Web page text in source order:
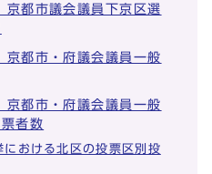
都市議会議員下京区選
都市・府議会議員一般
都市・府議会議員一般
者数
おける北区の投票区別投